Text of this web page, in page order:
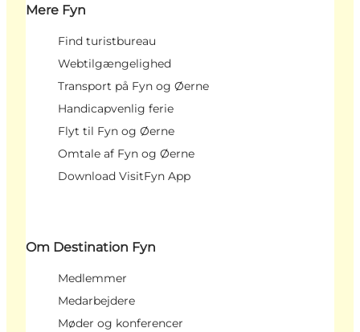
Mere Fyn
Find turistbureau
Webtilgængelighed
Transport på Fyn og Øerne
Handicapvenlig ferie
Flyt til Fyn og Øerne
Omtale af Fyn og Øerne
Download VisitFyn App
Om Destination Fyn
Medlemmer
Medarbejdere
Møder og konferencer